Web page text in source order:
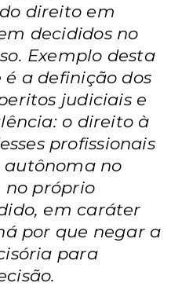
direito em
decididos no
Exemplo desta
é a definição dos
judiciais e
o direito à
profissionais
autônoma no
no próprio
em caráter
por que negar a
para